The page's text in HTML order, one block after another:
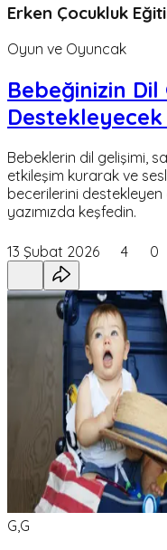
Erken Çocukluk
Oyun ve Oyuncak
Bebeğinizin Dil
Bebeklerin dil gelişimi,
etkileşim kurarak ve
becerilerini destekleyen
yazımızda keşfedin.
13 Şubat 2026 4 0
G,G